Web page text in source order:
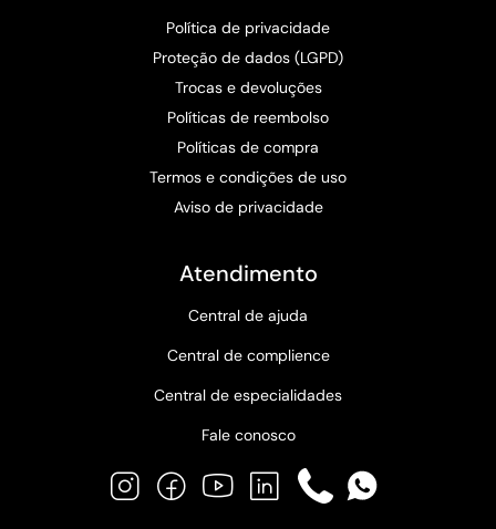
Política de privacidade
Proteção de dados (LGPD)
Trocas e devoluções
Políticas de reembolso
Políticas de compra
Termos e condições de uso
Aviso de privacidade
Atendimento
Central de ajuda
Central de complience
Central de especialidades
Fale conosco
InstagramFacebookYouTubeLinkedInPhoneWhatsApp